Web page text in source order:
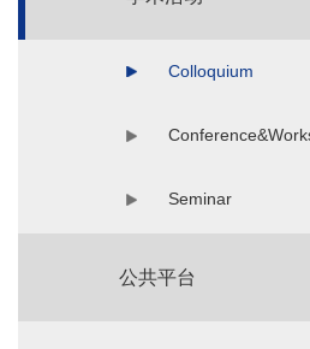
Colloquium
Seminar
公共平台